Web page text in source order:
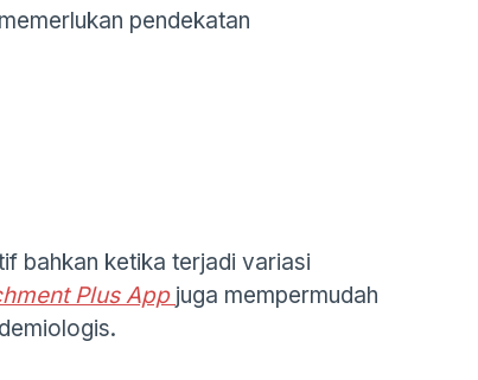
pendekatan
bahkan ketika terjadi variasi
Plus App juga mempermudah